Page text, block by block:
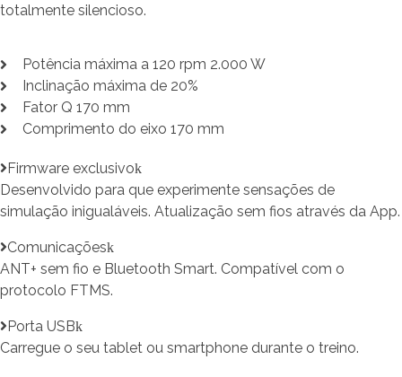
totalmente silencioso.
Potência máxima a 120 rpm 2.000 W
Inclinação máxima de 20%
Fator Q 170 mm
Comprimento do eixo 170 mm
Firmware exclusivo
Desenvolvido para que experimente sensações de
simulação inigualáveis. Atualização sem fios através da App.
Comunicações
ANT+ sem fio e Bluetooth Smart. Compatível com o
protocolo FTMS.
Porta USB
Carregue o seu tablet ou smartphone durante o treino.